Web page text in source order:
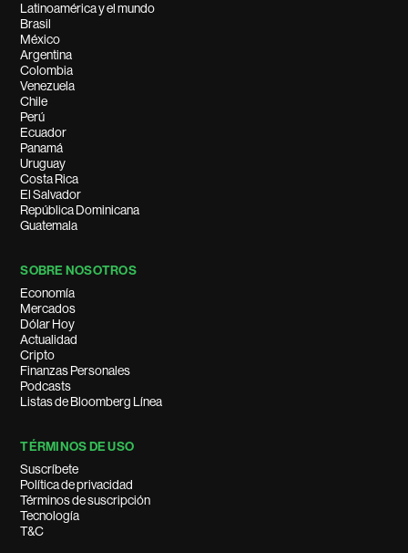
Latinoamérica y el mundo
Brasil
México
Argentina
Colombia
Venezuela
Chile
Perú
Ecuador
Panamá
Uruguay
Costa Rica
El Salvador
República Dominicana
Guatemala
SOBRE NOSOTROS
Economía
Mercados
Dólar Hoy
Actualidad
Cripto
Finanzas Personales
Podcasts
Listas de Bloomberg Línea
TÉRMINOS DE USO
Suscríbete
Política de privacidad
Términos de suscripción
Tecnología
T&C